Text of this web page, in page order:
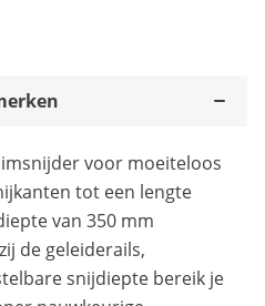
voor moeiteloos
tot een lengte
van 350 mm
de geleiderails,
snijdiepte bereik je